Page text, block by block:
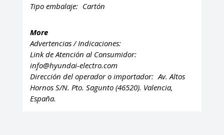
Tipo embalaje: Cartón
More
Advertencias / Indicaciones:
Link de Atención al Consumidor:
info@hyundai-electro.com
Dirección del operador o importador: Av. Altos
Hornos S/N. Pto. Sagunto (46520). Valencia,
España.